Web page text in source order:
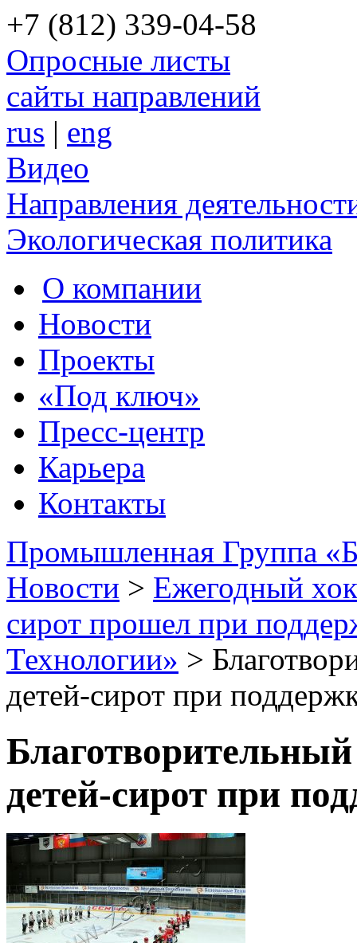
+7 (812) 339-04-58
Опросные листы
сайты направлений
rus | eng
Видео
Направления
Экологическая политика
О компании
Новости
Проекты
«Под ключ»
Пресс-центр
Карьера
Контакты
Промышленная Группа
Новости > Ежегодный
сирот прошел при
Технологии» >
детей-сирот при
детей-сирот при